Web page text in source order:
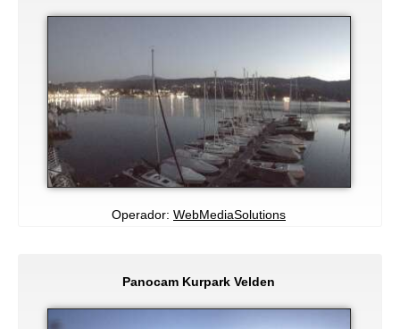
Operador: WebMediaSolutions
Panocam Kurpark Velden